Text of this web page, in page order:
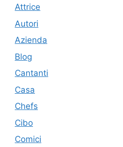
Attrice
Autori
Azienda
Blog
Cantanti
Casa
Chefs
Cibo
Comici